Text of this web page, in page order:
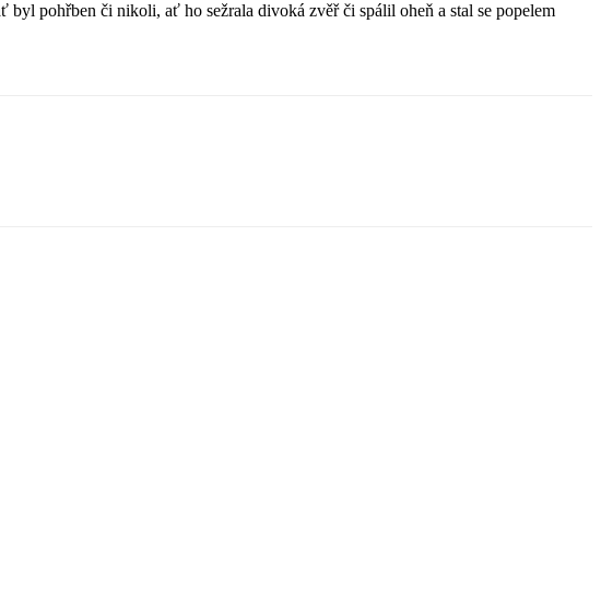
pohřben či nikoli, ať ho sežrala divoká zvěř či spálil oheň a stal se popelem